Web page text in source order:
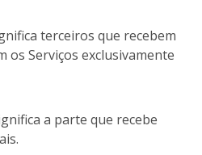
terceiros que recebem
os Serviços exclusivamente
a parte que recebe